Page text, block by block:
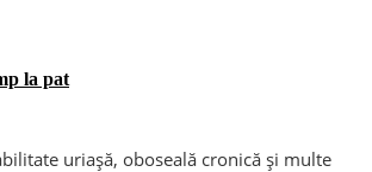
la pat
uriașă, oboseală cronică și multe